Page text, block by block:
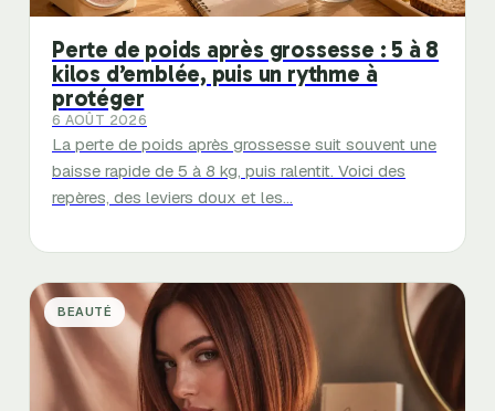
Perte de poids après grossesse : 5 à 8
kilos d’emblée, puis un rythme à
protéger
6 AOÛT 2026
La perte de poids après grossesse suit souvent une
baisse rapide de 5 à 8 kg, puis ralentit. Voici des
repères, des leviers doux et les…
BEAUTÉ